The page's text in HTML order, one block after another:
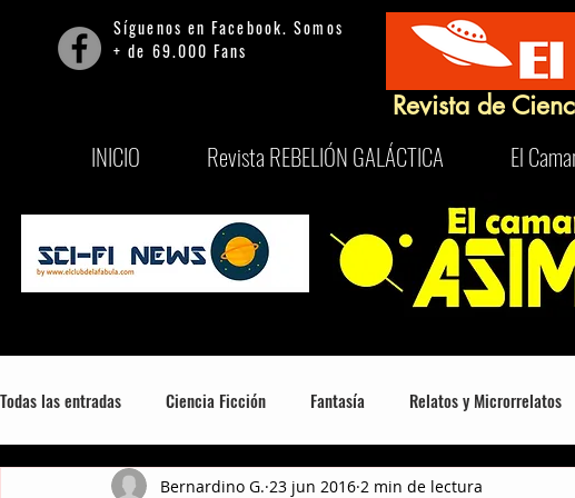
Síguenos en Facebook. Somos
+ de 69.000 Fans
Revista de
INICIO Revista REBELIÓN GALÁCTICA El
Todas las entradas Ciencia Ficción Fantasía Relatos y Microrrelatos
Mitología, Misterio y Consciencia Series Películas
Bernardino G. 23 jun 2016 2 min de lectura